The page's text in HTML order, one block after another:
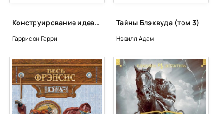
Конструирование идеальной тишины
Гаррисон Гарри
Тайны Блэквуда (том 3)
Нэвилл Адам